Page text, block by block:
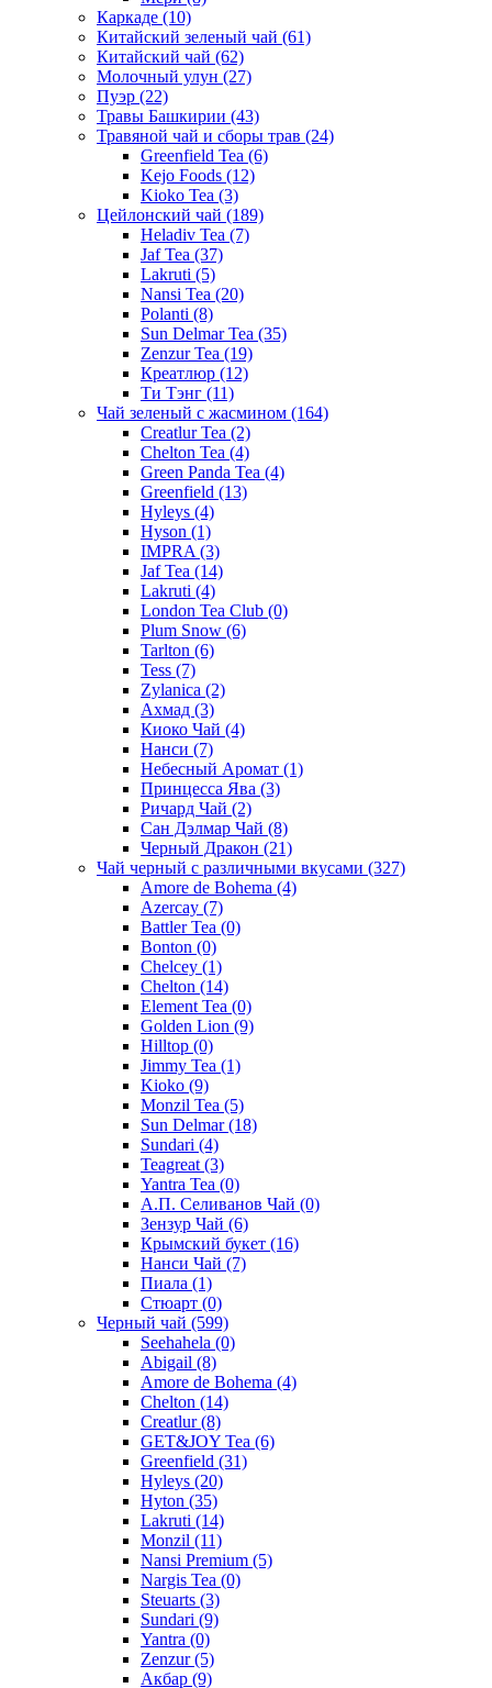
Каркаде (10)
Китайский зеленый чай (61)
Китайский чай (62)
Молочный улун (27)
Пуэр (22)
Травы Башкирии (43)
Травяной чай и сборы трав (24)
Greenfield Tea (6)
Kejo Foods (12)
Kioko Tea (3)
Цейлонский чай (189)
Heladiv Tea (7)
Jaf Tea (37)
Lakruti (5)
Nansi Tea (20)
Polanti (8)
Sun Delmar Tea (35)
Zenzur Tea (19)
Креатлюр (12)
Ти Тэнг (11)
Чай зеленый с жасмином (164)
Creatlur Tea (2)
Chelton Tea (4)
Green Panda Tea (4)
Greenfield (13)
Hyleys (4)
Hyson (1)
IMPRA (3)
Jaf Tea (14)
Lakruti (4)
London Tea Club (0)
Plum Snow (6)
Tarlton (6)
Tess (7)
Zylanica (2)
Ахмад (3)
Киоко Чай (4)
Нанси (7)
Небесный Аромат (1)
Принцесса Ява (3)
Ричард Чай (2)
Сан Дэлмар Чай (8)
Черный Дракон (21)
Чай черный с различными вкусами (327)
Amore de Bohema (4)
Azercay (7)
Battler Tea (0)
Bonton (0)
Chelcey (1)
Chelton (14)
Element Tea (0)
Golden Lion (9)
Hilltop (0)
Jimmy Tea (1)
Kioko (9)
Monzil Tea (5)
Sun Delmar(18)
Sundari (4)
Teagreat (3)
Yantra Tea (0)
А.П. Селиванов Чай (0)
Зензур Чай (6)
Крымский букет (16)
Нанси Чай (7)
Пиала (1)
Стюарт (0)
Черный чай (599)
Seehahela (0)
Abigail (8)
Amore de Bohema (4)
Chelton (14)
Creatlur(8)
GET&JOY Tea (6)
Greenfield (31)
Hyleys (20)
Hyton (35)
Lakruti (14)
Monzil (11)
Nansi Premium (5)
Nargis Tea (0)
Steuarts (3)
Sundari (9)
Yantra (0)
Zenzur(5)
Акбар (9)